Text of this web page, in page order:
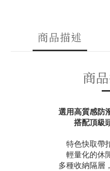
商品描述
商
選用高質感防
搭配頂級
特色快取帶
輕量化的休
多種收納隔層